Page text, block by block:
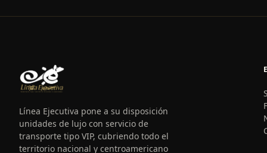
Línea Ejecutiva pone a su disposición
unidades de lujo con servicio de
transporte tipo VIP, cubriendo todo el
territorio nacional y centroamericano